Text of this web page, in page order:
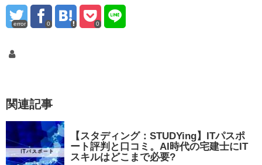
error 0 0
関連記事
【スタディング：STUDYing】ITパスポ
ート評判と口コミ。AI時代の宅建士にIT
スキルはどこまで必要?